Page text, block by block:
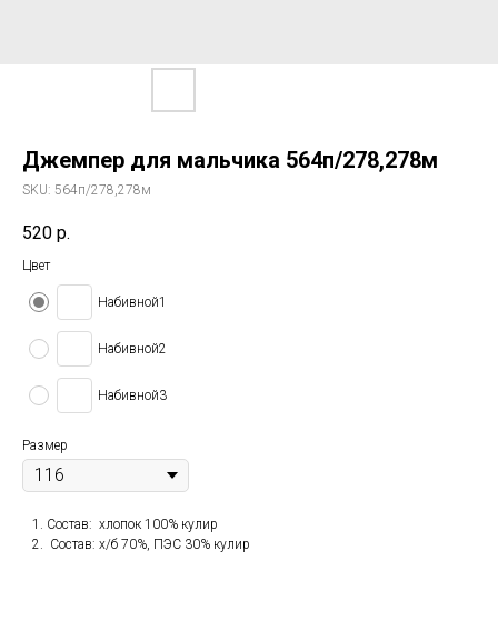
Джемпер для мальчика 564п/278,278м
SKU: 564п/278,278м
520 р.
Цвет
Набивной1
Набивной2
Набивной3
Размер
Состав: хлопок 100% кулир
Состав: х/б 70%, ПЭС 30% кулир